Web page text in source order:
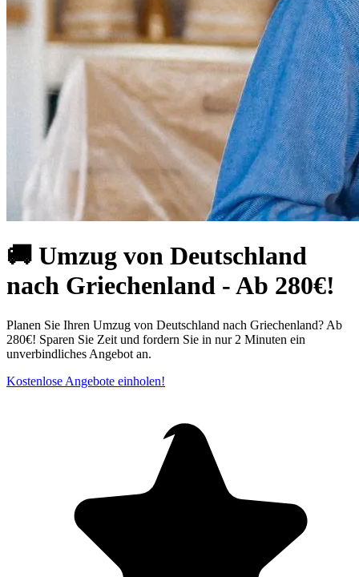
🚚 Umzug von Deutschland
nach Griechenland - Ab 280€!
Planen Sie Ihren Umzug von Deutschland nach Griechenland? Ab
280€! Sparen Sie Zeit und fordern Sie in nur 2 Minuten ein
unverbindliches Angebot an.
Kostenlose Angebote einholen!